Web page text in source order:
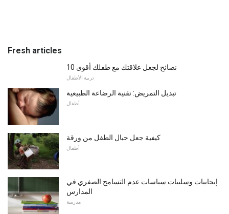
Fresh articles
10 نصائح لجعل علاقتك مع طفلك أقوى
تربية الأطفال
تبديل التمريض: تقنية الرضاعة الطبيعية
أطفال
كيفية جعل حبال الطفل من ورقة
أطفال
إيجابيات وسلبيات سياسات عدم التسامح الصفري في
المدارس
مدرسة